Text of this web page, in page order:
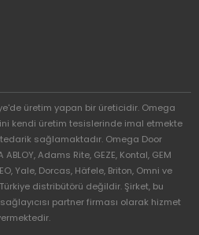
üretim yapan bir üreticidir. Omega
kendi üretim tesislerinde imal etmekte
sağlamaktadır. Omega Door
Adams Rite, GEZE, Kontal, GEM
Yale, Dorcas, Häfele, Briton, Omni ve
distribütörü değildir. Şirket, bu
partner firması olarak hizmet